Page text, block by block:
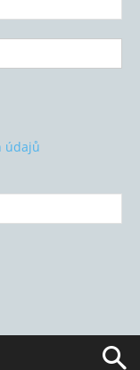
údajů